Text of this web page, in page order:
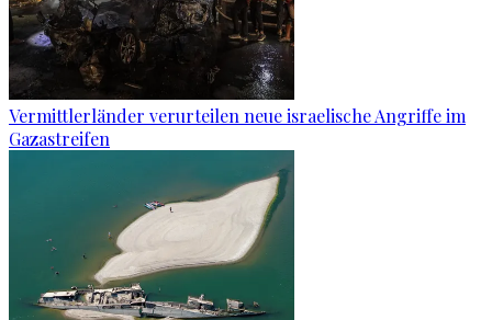
Vermittlerländer verurteilen neue israelische Angriffe im
Gazastreifen